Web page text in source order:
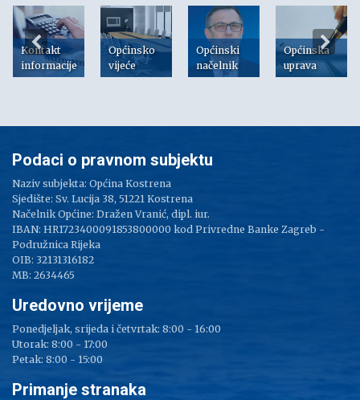
Kontakt
informacije
Općinsko
vijeće
Općinski
načelnik
Općinska
uprava
Podaci o pravnom subjektu
Naziv subjekta: Općina Kostrena
Sjedište: Sv. Lucija 38, 51221 Kostrena
Načelnik Općine: Dražen Vranić, dipl. iur.
IBAN: HR1723400091853800000 kod Privredne Banke Zagreb -
Podružnica Rijeka
OIB: 32131316182
MB: 2634465
Uredovno vrijeme
Ponedjeljak, srijeda i četvrtak: 8:00 - 16:00
Utorak: 8:00 - 17:00
Petak: 8:00 - 15:00
Primanje stranaka